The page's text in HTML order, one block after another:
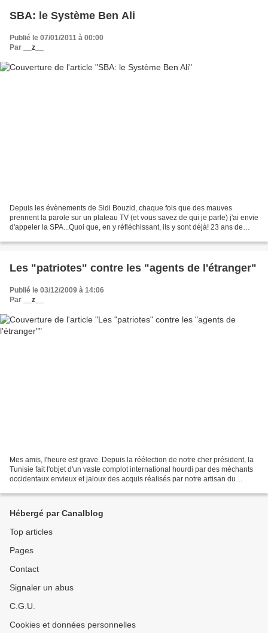
SBA: le Système Ben Ali
Publié le 07/01/2011 à 00:00
Par
__z__
Depuis les évènements de Sidi Bouzid, chaque fois que des mauves
prennent la parole sur un plateau TV (et vous savez de qui je parle) j'ai envie
d'appeler la SPA...Quoi que, en y réfléchissant, ils y sont déjà! 23 ans de
Les "patriotes" contre les "agents de l'étranger"
Publié le 03/12/2009 à 14:06
Par
__z__
Mes amis, l'heure est grave. Depuis la réélection de notre cher président, la
Tunisie fait l'objet d'un vaste complot international hourdi par des méchants
occidentaux envieux et jaloux des acquis réalisés par notre artisan du
Hébergé par Canalblog
Top articles
Pages
Contact
Signaler un abus
C.G.U.
Cookies et données personnelles